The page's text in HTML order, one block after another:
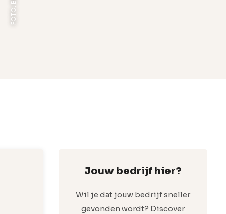
Jouw bedrijf hier?
Wil je dat jouw bedrijf sneller
gevonden wordt? Discover